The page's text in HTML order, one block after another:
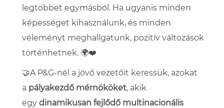
legtöbbet egymásból. Ha ugyanis minden
képességet kihasználunk, és minden
véleményt meghallgatunk, pozitív változások
történhetnek. 🌍❤️
🤝A P&G-nél a jövő vezetőit keressük, azokat
a pályakezdő mérnököket, akik
egy dinamikusan fejlődő multinacionális